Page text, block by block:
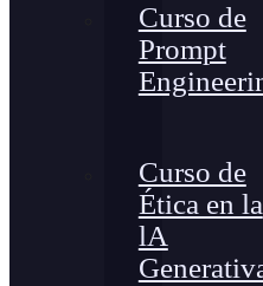
Curso de
Prompt
Curso de
Ética en la
lA